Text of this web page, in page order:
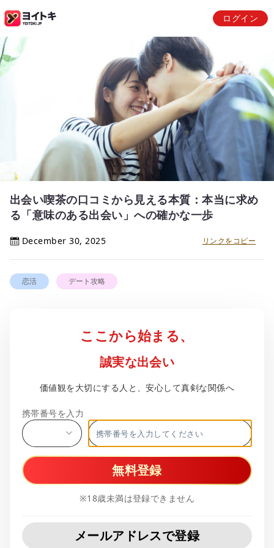
ログイン
出会い喫茶の口コミから見える本質：本当に求め
る「意味のある出会い」への確かな一歩
December 30, 2025 リンクをコピー
恋活 デート攻略
ここから始まる、
誠実な出会い
価値観を大切にする人と、安心して真剣な関係へ
携帯番号を入力
無料登録
※18歳未満は登録できません
メールアドレスで登録